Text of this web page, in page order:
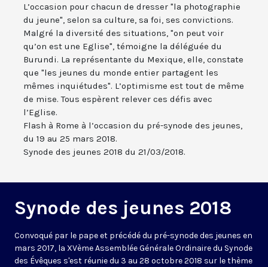
L’occasion pour chacun de dresser "la photographie
du jeune", selon sa culture, sa foi, ses convictions.
Malgré la diversité des situations, "on peut voir
qu’on est une Eglise", témoigne la déléguée du
Burundi. La représentante du Mexique, elle, constate
que "les jeunes du monde entier partagent les
mêmes inquiétudes". L’optimisme est tout de même
de mise. Tous espèrent relever ces défis avec
l’Eglise.
Flash à Rome à l’occasion du pré-synode des jeunes,
du 19 au 25 mars 2018.
Synode des jeunes 2018 du 21/03/2018.
Synode des jeunes 2018
Convoqué par le pape et précédé du pré-synode des jeunes en
mars 2017, la XVème Assemblée Générale Ordinaire du Synode
des Évêques s'est réunie du 3 au 28 octobre 2018 sur le thème